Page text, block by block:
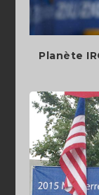
Planète